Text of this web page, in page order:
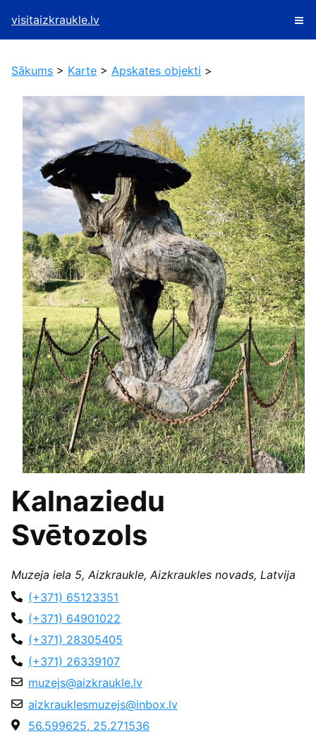
visitaizkraukle.lv
Sākums > Karte > Apskates objekti >
Kalnaziedu
Svētozols
Muzeja iela 5, Aizkraukle, Aizkraukles novads, Latvija
(+371) 65123351
(+371) 64901022
(+371) 28305405
(+371) 26339107
muzejs@aizkraukle.lv
aizkrauklesmuzejs@inbox.lv
56.599625, 25.271536